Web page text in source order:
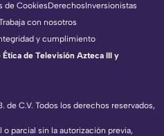
de C.V. Todos los derechos reservados,
parcial sin la autorización previa,
de CookiesDerechosInversionistas
con nosotros
y cumplimiento
de Televisión Azteca III y